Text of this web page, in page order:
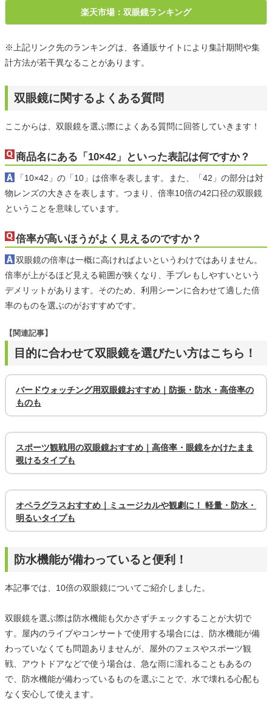
楽天市場：双眼鏡ランキング
※上記リンク先のランキングは、各通販サイトにより集計期間や集
計方法が若干異なることがあります。
双眼鏡に関するよくある質問
ここからは、双眼鏡を選ぶ際によくある質問に回答していきます！
商品名にある「10×42」といった表記は何ですか？
「10×42」の「10」は倍率を表します。また、「42」の部分は対
物レンズの大きさを表します。つまり、倍率10倍の42口径の双眼鏡
ということを意味しています。
倍率が高いほうがよく見えるのですか？
双眼鏡の倍率は一概に高ければよいというわけではありません。
倍率が上がるほど見える範囲が狭くなり、手ブレもしやすいという
デメリットがあります。そのため、利用シーンに合わせて適した倍
率のものを選ぶのがおすすめです。
目的に合わせて双眼鏡を選びたい方はこちら！
【関連記事】
バードウォッチング用双眼鏡おすすめ｜防振・防水・高倍率の
ものも
スポーツ観戦用の双眼鏡おすすめ｜高倍率・眼鏡をかけたまま
覗けるタイプも
オペラグラスおすすめ｜ミュージカルや観劇に！ 軽量・防水・
明るいタイプも
防水機能が備わっていると便利！
本記事では、10倍の双眼鏡についてご紹介しました。
双眼鏡を選ぶ際は防水機能も欠かさずチェックすることが大切で
す。屋内のライブやコンサートで使用する場合には、防水機能が備
わっていなくても問題ありませんが、屋外のフェスやスポーツ観
戦、アウトドアなどで使う場合は、急な雨に濡れることもあるの
で、防水機能が備わっているものを選ぶことで、水で壊れる心配も
なく安心して使えます。